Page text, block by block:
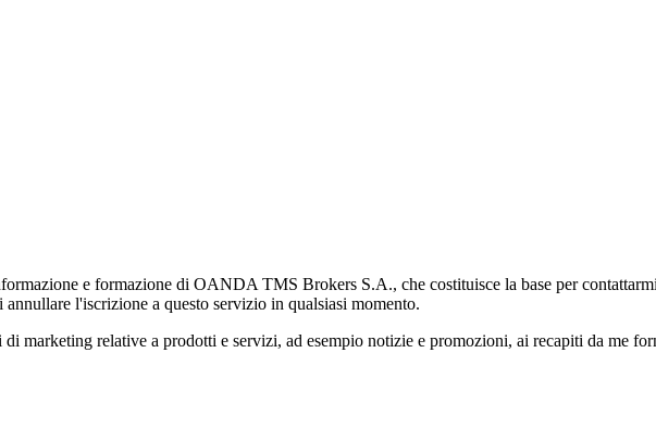
e formazione di OANDA TMS Brokers S.A., che costituisce la base per
l'iscrizione a questo servizio in qualsiasi momento.
relative a prodotti e servizi, ad esempio notizie e promozioni, ai recapiti da me